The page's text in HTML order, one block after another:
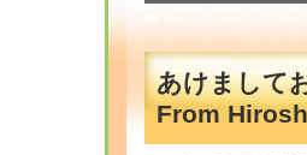
あけまして
From